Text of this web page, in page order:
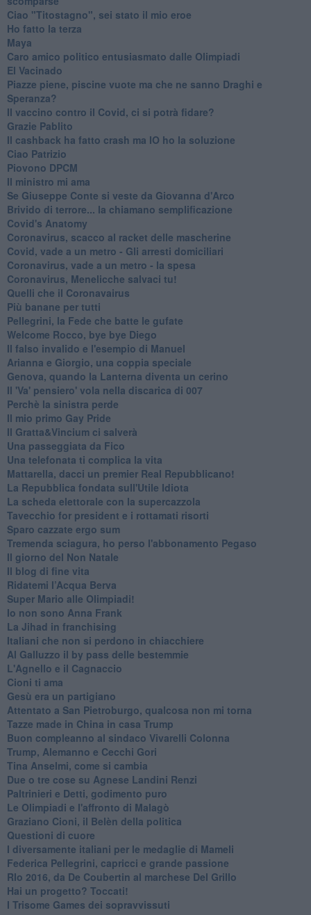
Ciao "Titostagno", sei stato il mio eroe
Ho fatto la terza
Maya
Caro amico politico entusiasmato dalle Olimpiadi
El Vacinado
Piazze piene, piscine vuote ma che ne sanno Draghi e
Speranza?
​Il vaccino contro il Covid, ci si potrà fidare?
Grazie Pablito
Il cashback ha fatto crash ma IO ho la soluzione
Ciao Patrizio
Piovono DPCM
Il ministro mi ama
Se Giuseppe Conte si veste da Giovanna d'Arco
Brivido di terrore... la chiamano semplificazione
Covid's Anatomy
Coronavirus, scacco al racket delle mascherine
Covid, vade a un metro - Gli arresti domiciliari
Coronavirus, vade a un metro - la spesa
Coronavirus, Menelicche salvaci tu!
Quelli che il Coronavairus
Più banane per tutti
Pellegrini, la Fede che batte le gufate
Welcome Rocco, bye bye Diego
Il falso invalido e l'esempio di Manuel
Arianna e Giorgio, una coppia speciale
Genova, quando la Lanterna diventa un cerino
Il 'Va' pensiero' vola nella discarica di 007
Perchè la sinistra perde
Il mio primo Gay Pride
Il Gratta&Vincium ci salverà
Una passeggiata da Fico
Una telefonata ti complica la vita
Mattarella, dacci un premier Real Repubblicano!
La Repubblica fondata sull'Utile Idiota
La scheda elettorale con la supercazzola
Tavecchio for president e i rottamati risorti
Sparo cazzate ergo sum
Tremenda sciagura, ho perso l'abbonamento Pegaso
Il giorno del Non Natale
Il blog di fine vita
​Ridatemi l’Acqua Berva
Super Mario alle Olimpiadi!
Io non sono Anna Frank
​La Jihad in franchising
Italiani che non si perdono in chiacchiere
Al Galluzzo il by pass delle bestemmie
L'Agnello e il Cagnaccio
Cioni ti ama
​Gesù era un partigiano
Attentato a San Pietroburgo, qualcosa non mi torna
Tazze made in China in casa Trump
Buon compleanno al sindaco Vivarelli Colonna
Trump, Alemanno e Cecchi Gori
Tina Anselmi, come si cambia
Due o tre cose su Agnese Landini Renzi
Paltrinieri e Detti, godimento puro
Le Olimpiadi e l'affronto di Malagò
Graziano Cioni, il Belèn della politica
Questioni di cuore
I diversamente italiani per le medaglie di Mameli
Federica Pellegrini, capricci e grande passione
RIo 2016, da De Coubertin al marchese Del Grillo
​Hai un progetto? Toccati!
​I Trisome Games dei sopravvissuti